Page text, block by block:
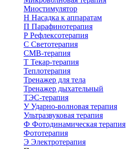
Миостимулятор
Н Насадка к аппаратам
П Парафинотерапия
Р Рефлексотерапия
С Светотерапия
СМВ-терапия
Т Текар-терапия
Теплотерапия
Тренажер для тела
Тренажер дыхательный
ТЭС-терапия
УУдарно-волновая терапия
Ультразвуковая терапия
Ф Фотодинамическая терапия
Фототерапия
Э Электротерапия